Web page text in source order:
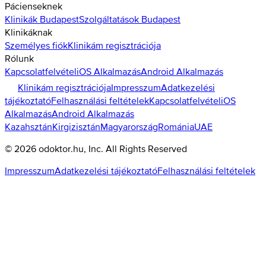
Pácienseknek
Klinikák BudapestSzolgáltatások Budapest
Klinikáknak
Személyes fiókKlinikám regisztrációja
Rólunk
KapcsolatfelvételiOS AlkalmazásAndroid Alkalmazás
Klinikám regisztrációjaImpresszumAdatkezelési
tájékoztatóFelhasználási feltételekKapcsolatfelvételiOS
AlkalmazásAndroid Alkalmazás
KazahsztánKirgizisztánMagyarországRomániaUAE
© 2026 odoktor.hu, Inc. All Rights Reserved
ImpresszumAdatkezelési tájékoztatóFelhasználási feltételek